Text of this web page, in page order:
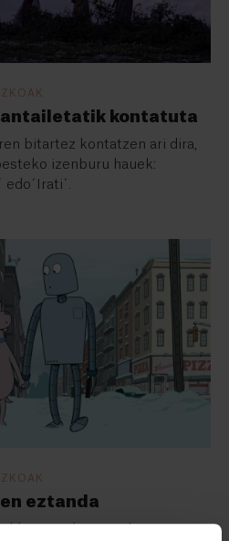
kontatuta
bitartez kontatzen ari dira,
izenburu hauek:
edo´Irati´.
eztanda